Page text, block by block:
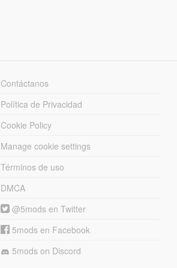
Contáctanos
Política de Privacidad
Cookie Policy
Manage cookie settings
Términos de uso
DMCA
@5mods en Twitter
5mods en Facebook
5mods on Discord